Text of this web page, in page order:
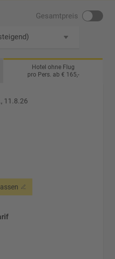
Gesamtpreis
Hotel ohne Flug
pro Pers. ab € 165,-
11.8.26